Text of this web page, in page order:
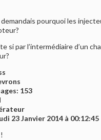
demandais pourquoi les
si par l’intermédiaire d’un
153
23 Janvier 2014 à 00:12:45